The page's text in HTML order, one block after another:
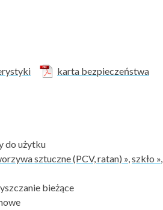
karta bezpieczeństwa
do użytku
sztuczne (PCV, ratan) »,szkło »,
bieżące